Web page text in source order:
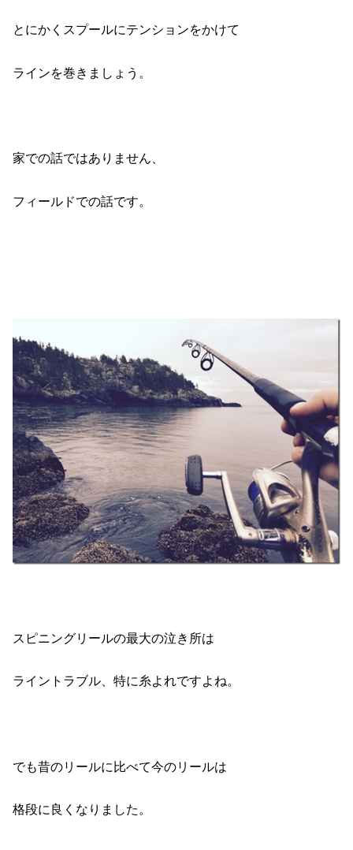
とにかくスプールにテンションをかけて
ラインを巻きましょう。
家での話ではありません、
フィールドでの話です。
スピニングリールの最大の泣き所は
ライントラブル、特に糸よれですよね。
でも昔のリールに比べて今のリールは
格段に良くなりました。